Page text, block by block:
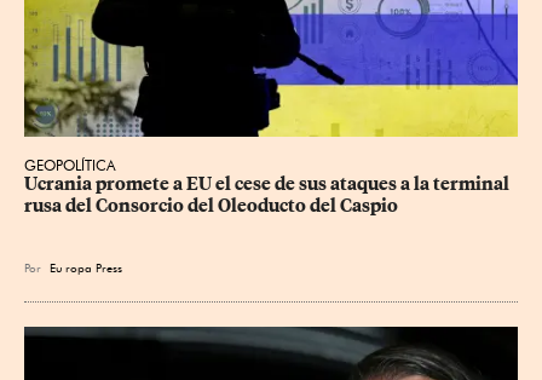
GEOPOLÍTICA
Ucrania promete a EU el cese de sus ataques a la terminal
rusa del Consorcio del Oleoducto del Caspio
Por Eu ropa Press